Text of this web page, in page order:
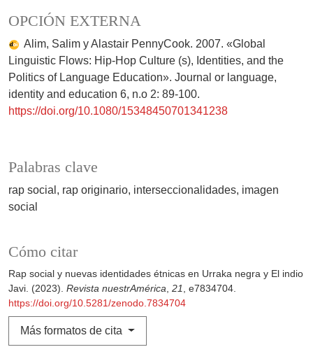
Palabras clave
rap social rap originario interseccionalidades imagen
social
OPCIÓN EXTERNA
Alim, Salim y Alastair PennyCook. 2007. «Global
Linguistic Flows: Hip-Hop Culture (s), Identities, and the
Politics of Language Education». Journal or language,
identity and education 6, n.o 2: 89-100.
https://doi.org/10.1080/15348450701341238
Cómo citar
Rap social y nuevas identidades étnicas en Urraka negra y El indio
Javi. (2023). Revista nuestrAmérica, 21, e7834704.
https://doi.org/10.5281/zenodo.7834704
Más formatos de cita